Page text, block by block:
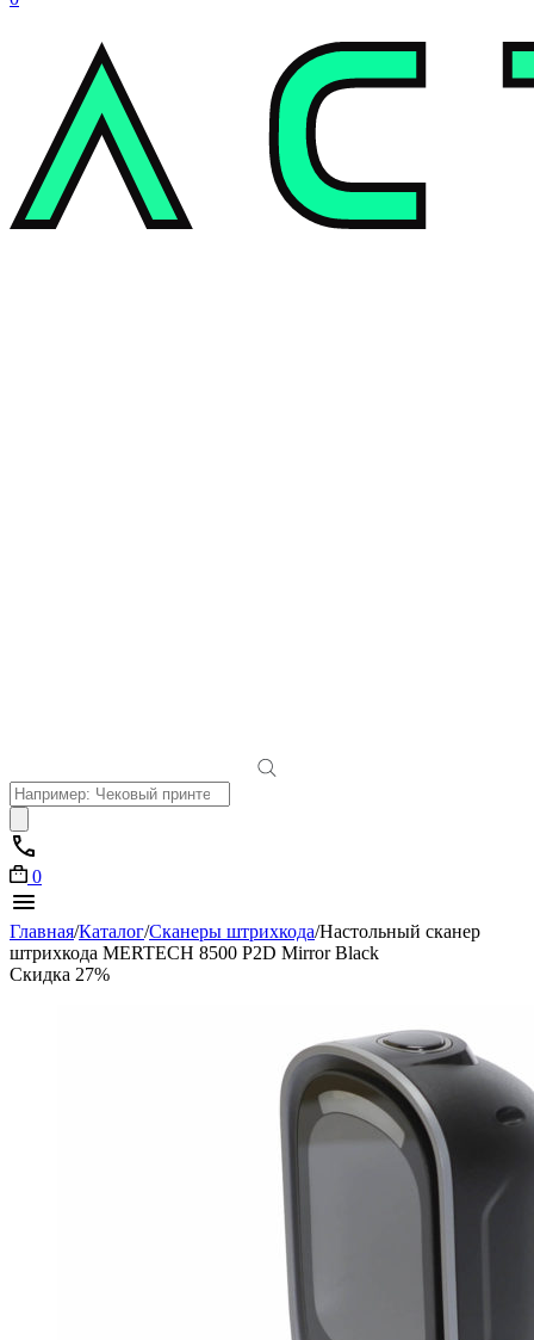
Поиск
товаров
0
Главная/Каталог/Сканеры штрихкода/Настольный сканер
штрихкода MERTECH 8500 P2D Mirror Black
Скидка 27%